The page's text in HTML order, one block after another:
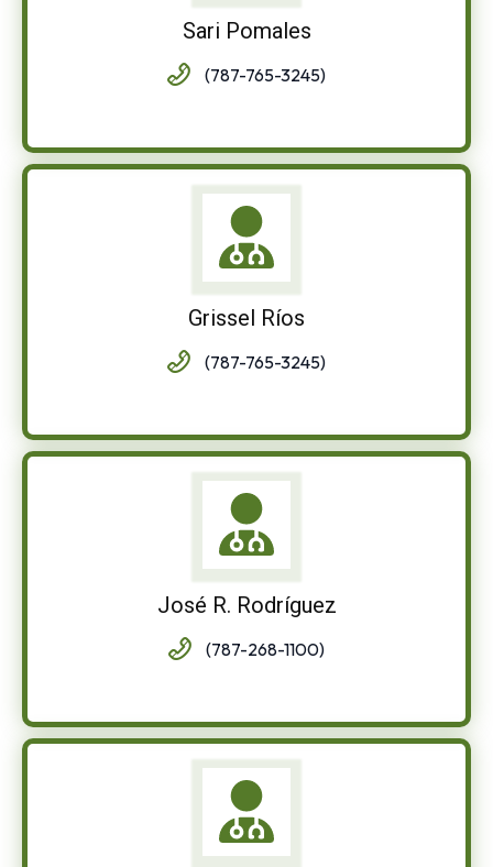
Sari Pomales
(787-765-3245)
Grissel Ríos
(787-765-3245)
José R. Rodríguez
(787-268-1100)